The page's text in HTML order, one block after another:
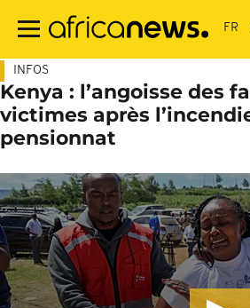
contenu
INFOS
Kenya : l’angoisse des
victimes après
pensionnat